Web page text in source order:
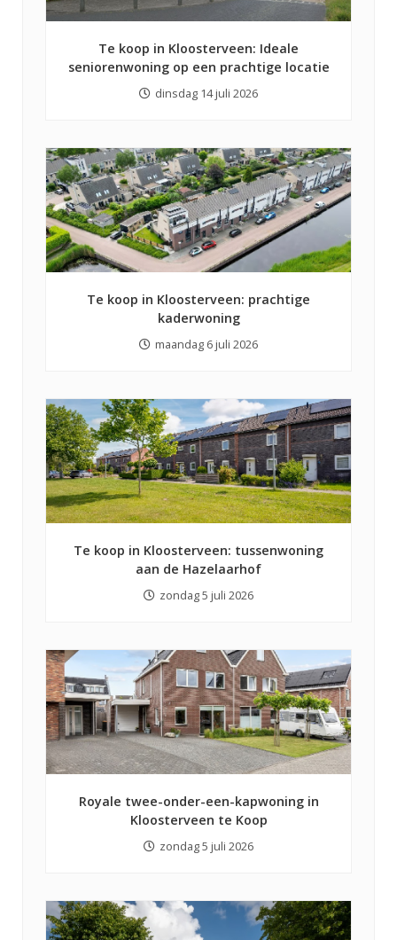
Te koop in Kloosterveen: Ideale
seniorenwoning op een prachtige locatie
dinsdag 14 juli 2026
Te koop in Kloosterveen: prachtige
kaderwoning
maandag 6 juli 2026
Te koop in Kloosterveen: tussenwoning
aan de Hazelaarhof
zondag 5 juli 2026
Royale twee-onder-een-kapwoning in
Kloosterveen te Koop
zondag 5 juli 2026